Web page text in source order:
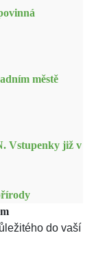
městě
Vstupenky již v
do vaší